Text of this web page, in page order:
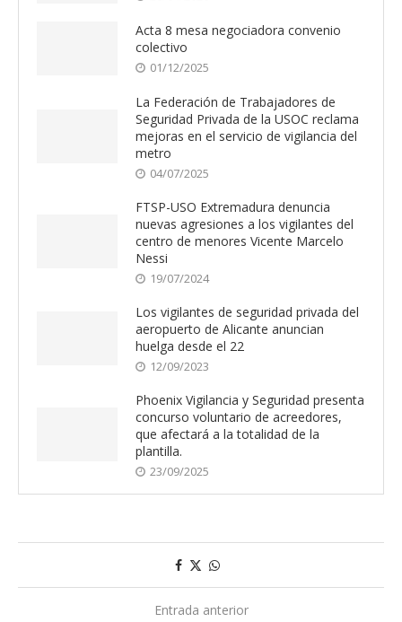
Acta 8 mesa negociadora convenio
colectivo
01/12/2025
La Federación de Trabajadores de
Seguridad Privada de la USOC reclama
mejoras en el servicio de vigilancia del
metro
04/07/2025
FTSP-USO Extremadura denuncia
nuevas agresiones a los vigilantes del
centro de menores Vicente Marcelo
Nessi
19/07/2024
Los vigilantes de seguridad privada del
aeropuerto de Alicante anuncian
huelga desde el 22
12/09/2023
Phoenix Vigilancia y Seguridad presenta
concurso voluntario de acreedores,
que afectará a la totalidad de la
plantilla.
23/09/2025
Entrada anterior